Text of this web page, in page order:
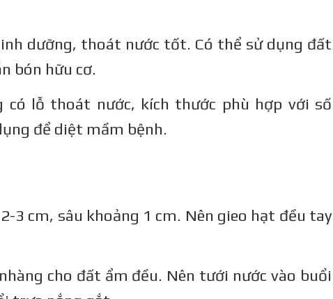
dưỡng, thoát nước tốt. Có thể sử dụng đất
bón hữu cơ.
có lỗ thoát nước, kích thước phù hợp với số
để diệt mầm bệnh.
3 cm, sâu khoảng 1 cm. Nên gieo hạt đều tay
cho đất ẩm đều. Nên tưới nước vào buổi